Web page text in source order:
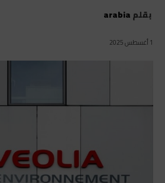
بقلمarabia
1 أغسطس 2025